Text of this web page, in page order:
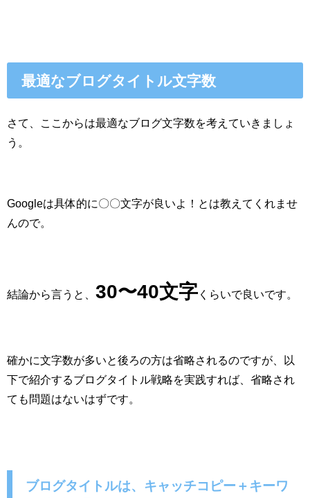
最適なブログタイトル文字数
さて、ここからは最適なブログ文字数を考えていきましょ
う。
Googleは具体的に〇〇文字が良いよ！とは教えてくれませ
んので。
結論から言うと、 30〜40文字 くらいで良いです。
確かに文字数が多いと後ろの方は省略されるのですが、以
下で紹介するブログタイトル戦略を実践すれば、省略され
ても問題はないはずです。
ブログタイトルは、キャッチコピー＋キーワ